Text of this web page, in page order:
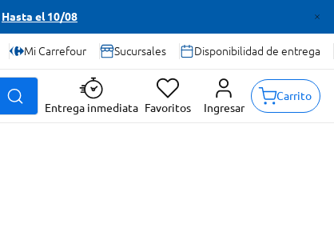
Hasta el 10/08
Mi Carrefour Sucursales Disponibilidad de entrega
Entrega inmediata Favoritos Ingresar
Carrito